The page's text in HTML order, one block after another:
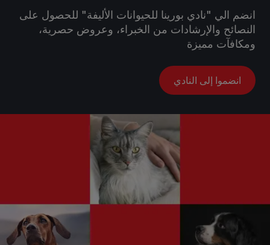
انضم الي "نادي بورينا للحيوانات الأليفة" للحصول على
النصائح والإرشادات من الخبراء، وعروض حصرية،
ومكافآت مميزة
انضموا إلى النادي